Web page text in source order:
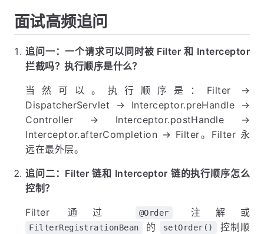
面试高频追问
追问一：一个请求可以同时被 Filter 和 Interceptor
拦截吗？执行顺序是什么？
当然可以。执行顺序是：Filter →
DispatcherServlet → Interceptor.preHandle →
Controller → Interceptor.postHandle →
Interceptor.afterCompletion → Filter。Filter 永
远在最外层。
追问二：Filter 链和 Interceptor 链的执行顺序怎么
控制？
Filter 通过 @Order 注解或
FilterRegistrationBean 的 setOrder()
控制顺